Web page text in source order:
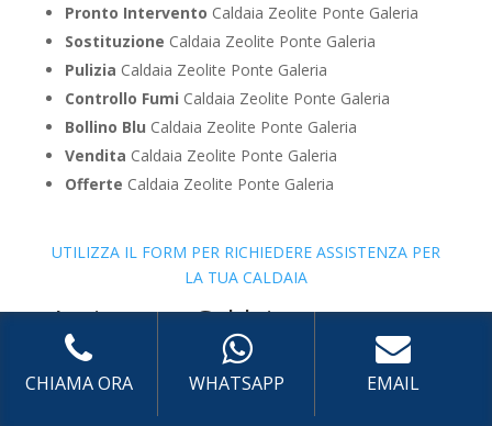
Pronto Intervento Caldaia Zeolite Ponte Galeria
Sostituzione Caldaia Zeolite Ponte Galeria
Pulizia Caldaia Zeolite Ponte Galeria
Controllo Fumi Caldaia Zeolite Ponte Galeria
Bollino Blu Caldaia Zeolite Ponte Galeria
Vendita Caldaia Zeolite Ponte Galeria
Offerte Caldaia Zeolite Ponte Galeria
UTILIZZA IL FORM PER RICHIEDERE ASSISTENZA PER
LA TUA CALDAIA
Assistenza Caldaia con
sistema di centralizzazione
Junkers
CHIAMA ORA WHATSAPP EMAIL